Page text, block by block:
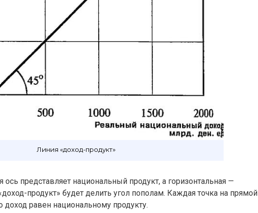
Линия «доход-продукт»
ось представляет национальный продукт, а горизонтальная —
продукт» будет делить угол пополам. Каждая точка на прямой
доход равен национальному продукту.